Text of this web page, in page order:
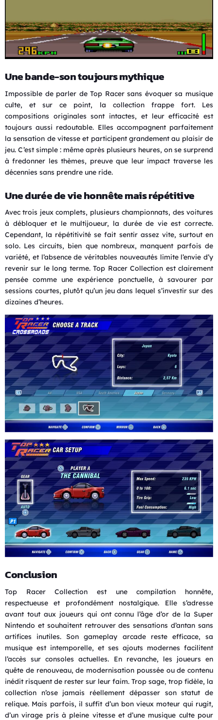
Une bande-son toujours mythique
Impossible de parler de Top Racer sans évoquer sa musique
culte, et sur ce point, la collection frappe fort. Les
compositions originales sont intactes, et leur efficacité est
toujours aussi redoutable. Elles accompagnent parfaitement
la sensation de vitesse et participent grandement au plaisir de
jeu. C’est simple : même après plusieurs heures, on se surprend
à fredonner les thèmes, preuve que leur impact traverse les
décennies sans prendre une ride.
Une durée de vie honnête mais répétitive
Avec trois jeux complets, plusieurs championnats, des voitures
à débloquer et le multijoueur, la durée de vie est correcte.
Cependant, la répétitivité se fait sentir assez vite, surtout en
solo. Les circuits, bien que nombreux, manquent parfois de
variété, et l’absence de véritables nouveautés limite l’envie d’y
revenir sur le long terme. Top Racer Collection est clairement
pensée comme une expérience ponctuelle, à savourer par
sessions courtes, plutôt qu’un jeu dans lequel s’investir sur des
dizaines d’heures.
Conclusion
Top Racer Collection est une compilation honnête,
respectueuse et profondément nostalgique. Elle s’adresse
avant tout aux joueurs qui ont connu l’âge d’or de la Super
Nintendo et souhaitent retrouver des sensations d’antan sans
artifices inutiles. Son gameplay arcade reste efficace, sa
musique est intemporelle, et ses ajouts modernes facilitent
l’accès sur consoles actuelles. En revanche, les joueurs en
quête de renouveau, de modernisation poussée ou de contenu
inédit risquent de rester sur leur faim. Trop sage, trop fidèle, la
collection n’ose jamais réellement dépasser son statut de
relique. Mais parfois, il suffit d’un bon vieux moteur qui rugit,
d’un virage pris à pleine vitesse et d’une musique culte pour